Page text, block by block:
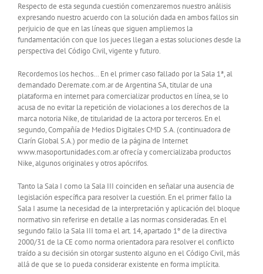
Respecto de esta segunda cuestión comenzaremos nuestro análisis
expresando nuestro acuerdo con la solución dada en ambos fallos sin
perjuicio de que en las líneas que siguen ampliemos la
fundamentación con que los jueces llegan a estas soluciones desde la
perspectiva del Código Civil, vigente y futuro.
Recordemos los hechos… En el primer caso fallado por la Sala 1ª, al
demandado Deremate.com.ar de Argentina SA, titular de una
plataforma en internet para comercializar productos en línea, se lo
acusa de no evitar la repetición de violaciones a los derechos de la
marca notoria Nike, de titularidad de la actora por terceros. En el
segundo, Compañía de Medios Digitales CMD S.A. (continuadora de
Clarín Global S.A.) por medio de la página de Internet
www.masoportunidades.com.ar ofrecía y comercializaba productos
Nike, algunos originales y otros apócrifos.
Tanto la Sala I como la Sala III coinciden en señalar una ausencia de
legislación específica para resolver la cuestión. En el primer fallo la
Sala I asume la necesidad de la interpretación y aplicación del bloque
normativo sin referirse en detalle a las normas consideradas. En el
segundo fallo la Sala III toma el art. 14, apartado 1º de la directiva
2000/31 de la CE como norma orientadora para resolver el conflicto
traído a su decisión sin otorgar sustento alguno en el Código Civil, más
allá de que se lo pueda considerar existente en forma implícita.